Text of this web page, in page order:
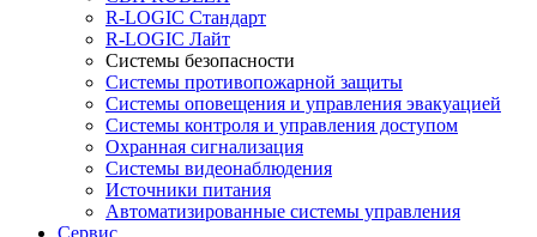
R-LOGIC Стандарт
R-LOGIC Лайт
Системы безопасности
Системы противопожарной защиты
Системы оповещения и управления эвакуацией
Системы контроля и управления доступом
Охранная сигнализация
Системы видеонаблюдения
Источники питания
Автоматизированные системы управления
Сервис